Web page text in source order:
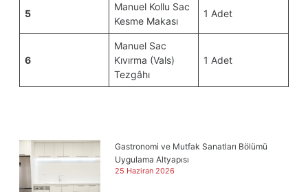
5
Manuel Kollu Sac
Kesme Makası
1 Adet
6
Manuel Sac
Kıvırma (Vals)
Tezgâhı
1 Adet
Gastronomi ve Mutfak Sanatları Bölümü
Uygulama Altyapısı
25 Haziran 2026